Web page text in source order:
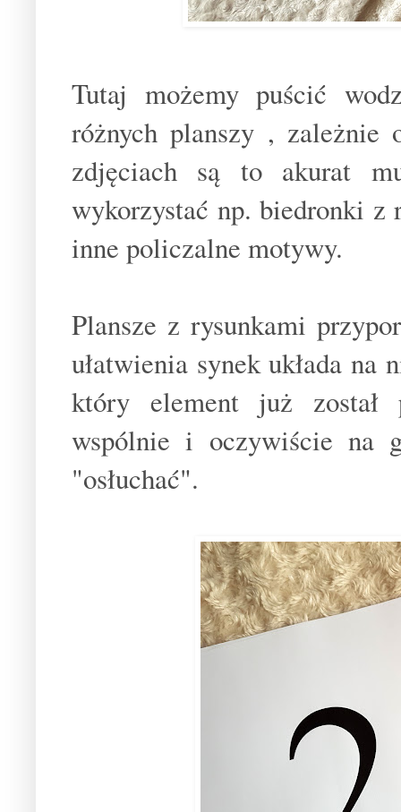
Tutaj możemy puścić
różnych planszy , zależnie
zdjęciach są to akurat
wykorzystać np. biedronki
inne policzalne motywy.
Plansze z rysunkami
ułatwienia synek układa na
który element już został
wspólnie i oczywiście na
"osłuchać".